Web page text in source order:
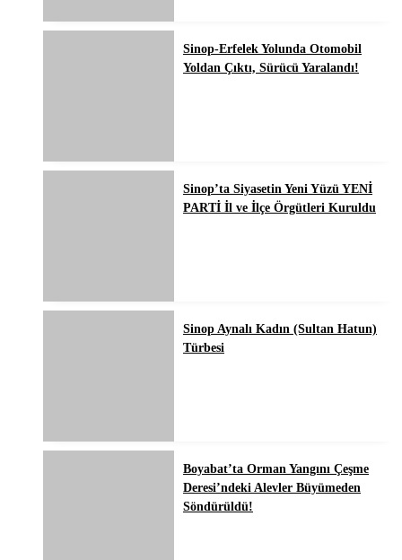
Sinop-Erfelek Yolunda Otomobil
Yoldan Çıktı, Sürücü Yaralandı!
Sinop’ta Siyasetin Yeni Yüzü YENİ
PARTİ İl ve İlçe Örgütleri Kuruldu
Sinop Aynalı Kadın (Sultan Hatun)
Türbesi
Boyabat’ta Orman Yangını Çeşme
Deresi’ndeki Alevler Büyümeden
Söndürüldü!